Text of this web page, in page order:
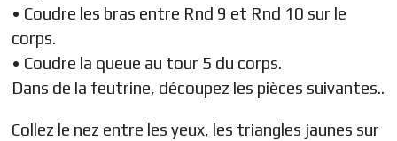
• Coudre les bras entre Rnd 9 et Rnd 10 sur le
corps.
• Coudre la queue au tour 5 du corps.
Dans de la feutrine, découpez les pièces suivantes..
Collez le nez entre les yeux, les triangles jaunes sur